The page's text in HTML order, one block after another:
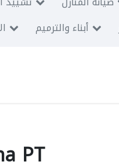
أبناء والترميم
PT